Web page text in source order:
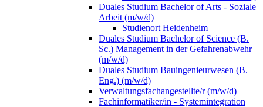
Duales Studium Bachelor of Arts - Soziale
Arbeit (m/w/d)
Studienort Heidenheim
Duales Studium Bachelor of Science (B.
Sc.) Management in der Gefahrenabwehr
(m/w/d)
Duales Studium Bauingenieurwesen (B.
Eng.) (m/w/d)
Verwaltungsfachangestellte/r (m/w/d)
Fachinformatiker/in - Systemintegration